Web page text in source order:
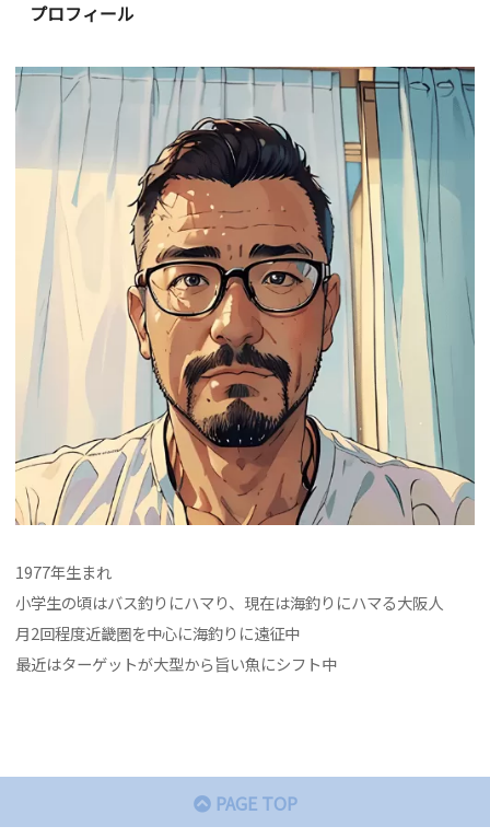
プロフィール
1977年生まれ
小学生の頃はバス釣りにハマり、現在は海釣りにハマる大阪人
月2回程度近畿圏を中心に海釣りに遠征中
最近はターゲットが大型から旨い魚にシフト中
PAGE TOP